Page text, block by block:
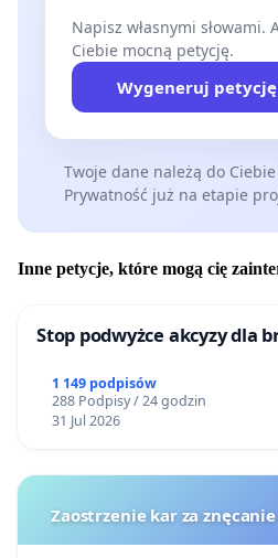
Napisz własnymi słowami.
Ciebie mocną petycję.
Wygeneruj petycję
Twoje dane należą do Ciebie
Prywatność już na etapie
Inne petycje, które mogą cię
Stop podwyżce akcyzy dla
1 149 podpisów
288 Podpisy / 24 godzin
31 Jul 2026
Zaostrzenie kar za